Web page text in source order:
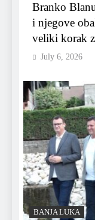
Branko
i njegove
veliki korak
July 6, 2026
BANJA LUKA